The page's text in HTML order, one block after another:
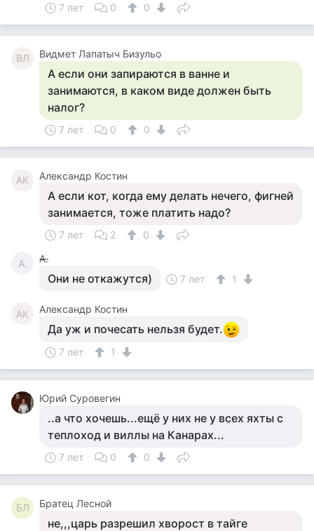
7 лет 0 0
ВЛ Видмет Лапатыч Бизульо
А если они запираются в ванне и
занимаются, в каком виде должен быть
налог?
7 лет 0 0
АК Александр Костин
А если кот, когда ему делать нечего, фигней
занимается, тоже платить надо?
7 лет 2 0
А. А.
Они не откажутся) 7 лет 1
АК Александр Костин
Да уж и почесать нельзя будет.
7 лет 1
Юрий Суровегин
..а что хочешь...ещё у них не у всех яхты с
теплоход и виллы на Канарах...
7 лет 0 0
БЛ Братец Лесной
не,,,царь разрешил хворост в тайге